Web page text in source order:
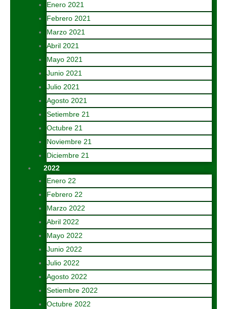
Enero 2021
Febrero 2021
Marzo 2021
Abril 2021
Mayo 2021
Junio 2021
Julio 2021
Agosto 2021
Setiembre 21
Octubre 21
Noviembre 21
Diciembre 21
2022
Enero 22
Febrero 22
Marzo 2022
Abril 2022
Mayo 2022
Junio 2022
Julio 2022
Agosto 2022
Setiembre 2022
Octubre 2022